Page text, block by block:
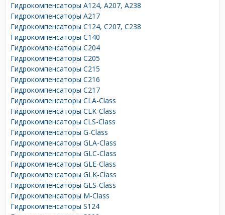
Гидрокомпенсаторы A124, A207, A238
Гидрокомпенсаторы A217
Гидрокомпенсаторы C124, C207, C238
Гидрокомпенсаторы C140
Гидрокомпенсаторы C204
Гидрокомпенсаторы C205
Гидрокомпенсаторы C215
Гидрокомпенсаторы C216
Гидрокомпенсаторы C217
Гидрокомпенсаторы CLA-Class
Гидрокомпенсаторы CLK-Class
Гидрокомпенсаторы CLS-Class
Гидрокомпенсаторы G-Class
Гидрокомпенсаторы GLA-Class
Гидрокомпенсаторы GLC-Class
Гидрокомпенсаторы GLE-Class
Гидрокомпенсаторы GLK-Class
Гидрокомпенсаторы GLS-Class
Гидрокомпенсаторы M-Class
Гидрокомпенсаторы S124